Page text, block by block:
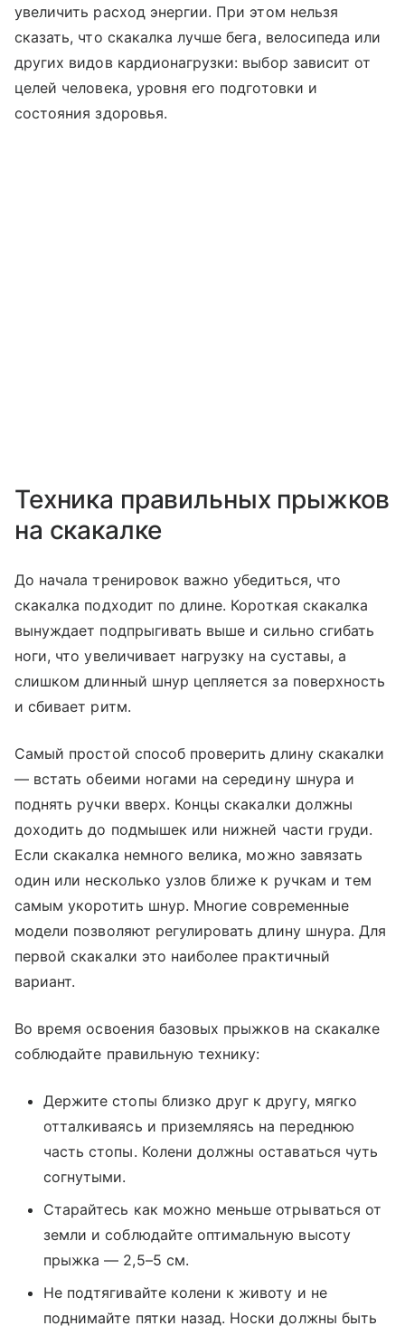
увеличить расход энергии. При этом нельзя
сказать, что скакалка лучше бега, велосипеда или
других видов кардионагрузки: выбор зависит от
целей человека, уровня его подготовки и
состояния здоровья.
Техника правильных прыжков
на скакалке
До начала тренировок важно убедиться, что
скакалка подходит по длине. Короткая скакалка
вынуждает подпрыгивать выше и сильно сгибать
ноги, что увеличивает нагрузку на суставы, а
слишком длинный шнур цепляется за поверхность
и сбивает ритм.
Самый простой способ проверить длину скакалки
― встать обеими ногами на середину шнура и
поднять ручки вверх. Концы скакалки должны
доходить до подмышек или нижней части груди.
Если скакалка немного велика, можно завязать
один или несколько узлов ближе к ручкам и тем
самым укоротить шнур. Многие современные
модели позволяют регулировать длину шнура. Для
первой скакалки это наиболее практичный
вариант.
Во время освоения базовых прыжков на скакалке
соблюдайте правильную технику:
Держите стопы близко друг к другу, мягко
отталкиваясь и приземляясь на переднюю
часть стопы. Колени должны оставаться чуть
согнутыми.
Старайтесь как можно меньше отрываться от
земли и соблюдайте оптимальную высоту
прыжка ― 2,5–5 см.
Не подтягивайте колени к животу и не
поднимайте пятки назад. Носки должны быть